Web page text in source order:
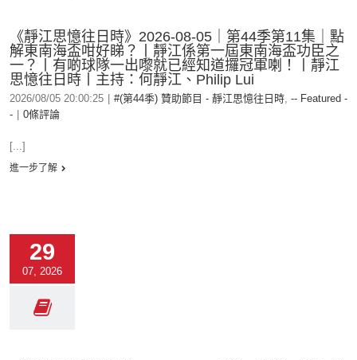
《靜江思憶往日時》2026-08-05｜第44季第11集｜點
解東南海盃咁好睇？丨靜江係第一屆東南海盃功臣之
一？丨有啲球隊一出嚟就已經知道攞冠軍喇！丨靜江
思憶往日時丨主持：何靜江、Philip Lui
2026/08/05 20:00:25 #(第44季) 贊助節目 - 靜江思憶往日時, -- Featured -
-
0條評論
[...]
進一步了解
29
07, 2026